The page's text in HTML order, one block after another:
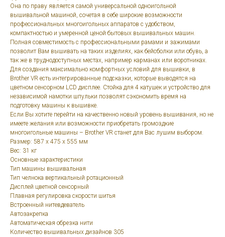
Она по праву является самой универсальной одноигольной
вышивальной машиной, сочетая в себе широкие возможности
профессиональных многоигольных аппаратов с удобством,
компактностью и умеренной ценой бытовых вышивальных машин.
Полная совместимость с профессиональными рамами и зажимами
позволит Вам вышивать на таких изделиях, как бейсболки или обувь, а
так же в труднодоступных местах, например карманах или воротниках.
Для создания максимально комфортных условий для вышивки, в
Brother VR есть интегрированные подсказки, которые выводятся на
цветном сенсорном LCD дисплее. Стойка для 4 катушек и устройство для
независимой намотки шпульки позволят сэкономить время на
подготовку машины к вышивке.
Если Вы хотите перейти на качественно новый уровень вышивания, но не
имеете желания или возможности приобретать громоздкие
многоигольные машины – Brother VR станет для Вас лушим выбором.
Размер: 587 x 475 x 555 мм
Вес: 31 кг
Основные характеристики
Тип машины вышивальная
Тип челнока вертикальный ротационный
Дисплей цветной сенсорный
Плавная регулировка скорости шитья
Встроенный нитевдеватель
Автозакрепка
Автоматическая обрезка нити
Количество вышивальных дизайнов 305